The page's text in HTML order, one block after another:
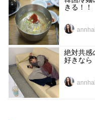
きる！！
絶対共感
好きなら